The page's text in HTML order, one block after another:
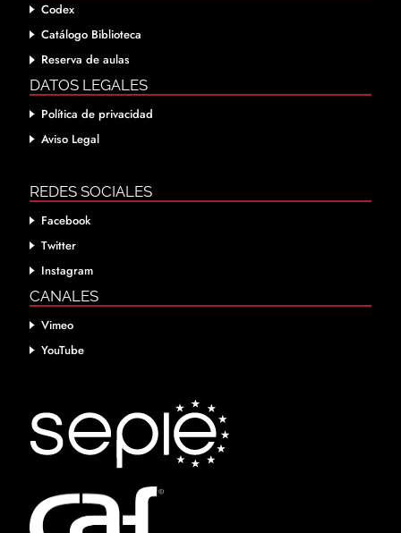
Codex
Catálogo Biblioteca
Reserva de aulas
DATOS LEGALES
Política de privacidad
Aviso Legal
REDES SOCIALES
Facebook
Twitter
Instagram
CANALES
Vimeo
YouTube